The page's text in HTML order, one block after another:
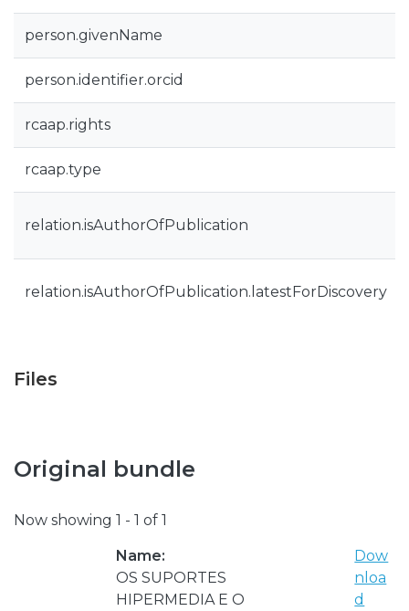
person.givenName
person.identifier.orcid
rcaap.rights
rcaap.type
relation.isAuthorOfPublication
relation.isAuthorOfPublication.latestForDiscovery
Files
Original bundle
Now showing 1 - 1 of 1
Name:
OS SUPORTES
HIPERMEDIA E O
Dow
nloa
d